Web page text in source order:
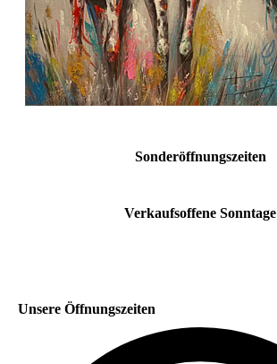
Sonderöffnungszeiten
Verkaufsoffene Sonntage
Unsere Öffnungszeiten